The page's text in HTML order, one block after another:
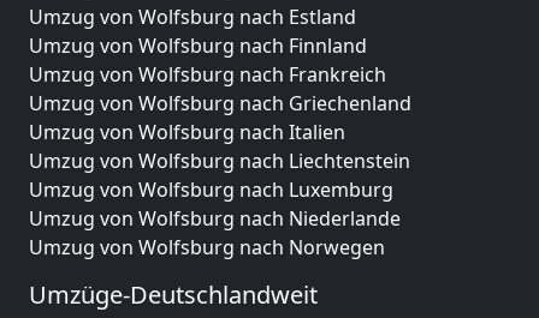
Umzug von Wolfsburg nach Estland
Umzug von Wolfsburg nach Finnland
Umzug von Wolfsburg nach Frankreich
Umzug von Wolfsburg nach Griechenland
Umzug von Wolfsburg nach Italien
Umzug von Wolfsburg nach Liechtenstein
Umzug von Wolfsburg nach Luxemburg
Umzug von Wolfsburg nach Niederlande
Umzug von Wolfsburg nach Norwegen
Umzüge-Deutschlandweit